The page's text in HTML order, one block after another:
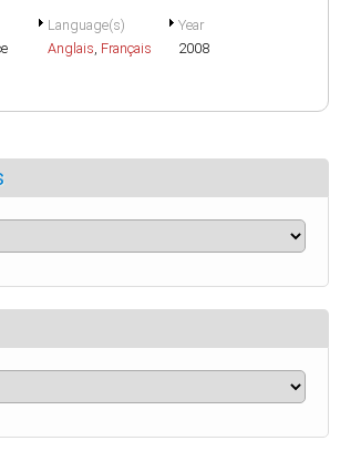
Language(s)
Anglais, Français
Year
2008